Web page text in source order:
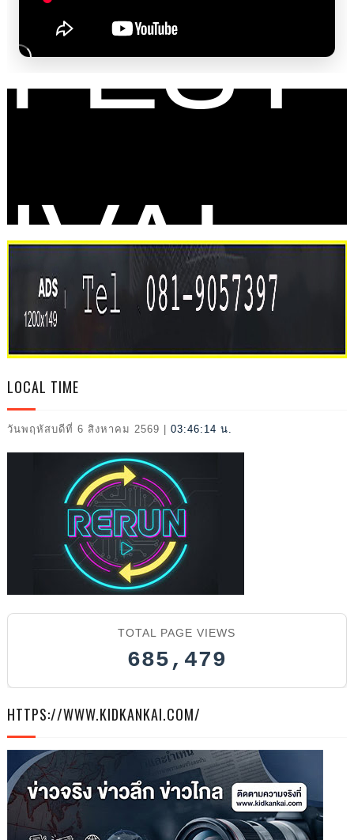
FEST
IVAL
2026
LOCAL TIME
วันพฤหัสบดีที่ 6 สิงหาคม 2569 03:46:15 น.
TOTAL PAGE VIEWS
685,479
HTTPS://WWW.KIDKANKAI.COM/